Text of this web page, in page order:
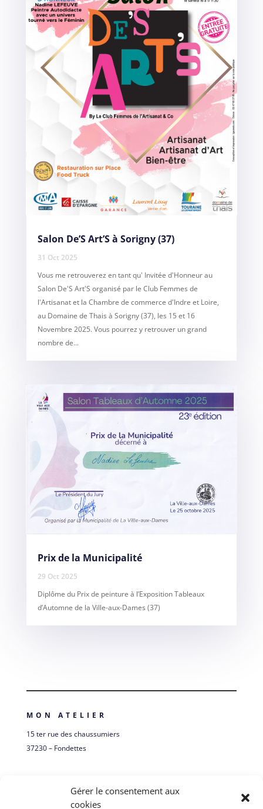
Gérer le consentement aux
cookies
Salon De’S Art’S à Sorigny (37)
31 Oct 2025
Vous me retrouverez en tant qu' Invitée d'Honneur au
Salon De'S Art'S organisé par le Club Femmes de
l'Artisanat et la Chambre de commerce d'Indre et Loire,
au Domaine de Thais à Sorigny (37), les 15 et 16
Novembre 2025. Vous pourrez y retrouver un grand
nombre de...
Prix de la Municipalité
29 Oct 2025
Diplôme du Prix de peinture à l’Exposition Tableaux
d’Automne de la Ville-aux-Dames (37)
MON ATELIER
15 ter rue des chaussumiers
37230 – Fondettes